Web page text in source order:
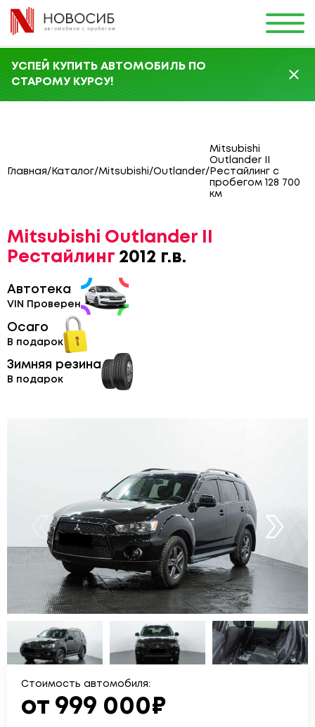
УСПЕЙ КУПИТЬ АВТОМОБИЛЬ ПО
СТАРОМУ КУРСУ!
Главная/ Каталог/Mitsubishi/Outlander/
Mitsubishi
Outlander II
Рестайлинг с
пробегом 128 700
км
Mitsubishi Outlander II
Рестайлинг 2012 г.в.
Автотека
VIN Проверен
Осаго
В подарок
Зимняя резина
В подарок
Стоимость автомобиля:
от 999 000₽